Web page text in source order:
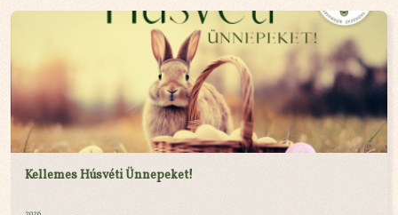
Kellemes Húsvéti Ünnepeket!
2026